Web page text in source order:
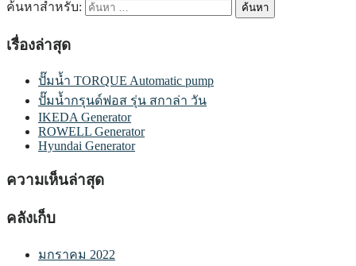
ค้นหาสำหรับ:
เรื่องล่าสุด
ปั๊มน้ำ TORQUE Automatic pump
ปั๊มน้ำกรุนด์ฟอส รุ่น สกาล่า วัน
IKEDA Generator
ROWELL Generator
Hyundai Generator
ความเห็นล่าสุด
คลังเก็บ
มกราคม 2022